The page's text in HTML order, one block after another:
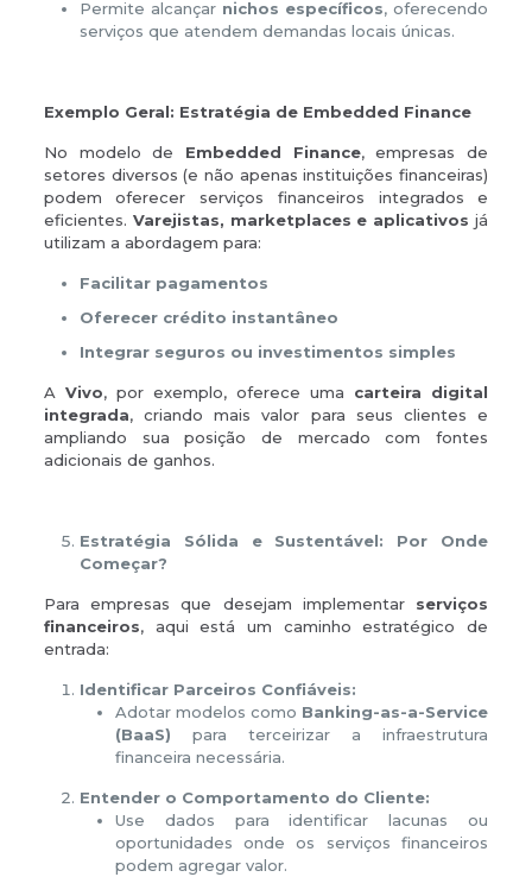
Permite alcançar nichos específicos, oferecendo
serviços que atendem demandas locais únicas.
Exemplo Geral: Estratégia de Embedded Finance
No modelo de Embedded Finance, empresas de
setores diversos (e não apenas instituições financeiras)
podem oferecer serviços financeiros integrados e
eficientes. Varejistas, marketplaces e aplicativos já
utilizam a abordagem para:
Facilitar pagamentos
Oferecer crédito instantâneo
Integrar seguros ou investimentos simples
A Vivo, por exemplo, oferece uma carteira digital
integrada, criando mais valor para seus clientes e
ampliando sua posição de mercado com fontes
adicionais de ganhos.
Estratégia Sólida e Sustentável: Por Onde
Começar?
Para empresas que desejam implementar serviços
financeiros, aqui está um caminho estratégico de
entrada:
Identificar Parceiros Confiáveis:
Adotar modelos como Banking-as-a-Service
(BaaS) para terceirizar a infraestrutura
financeira necessária.
Entender o Comportamento do Cliente:
Use dados para identificar lacunas ou
oportunidades onde os serviços financeiros
podem agregar valor.